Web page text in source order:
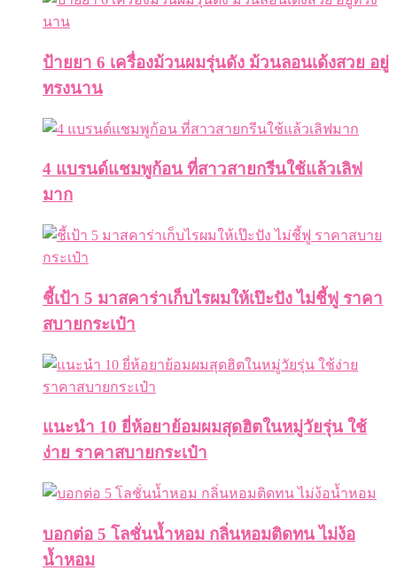
ป้ายยา 6 เครื่องม้วนผมรุ่นดัง ม้วนลอนเด้งสวย อยู่
ทรงนาน
4 แบรนด์แชมพูก้อน ที่สาวสายกรีนใช้แล้วเลิฟ
มาก
ชี้เป้า 5 มาสคาร่าเก็บไรผมให้เป๊ะปัง ไม่ชี้ฟู ราคา
สบายกระเป๋า
แนะนำ 10 ยี่ห้อยาย้อมผมสุดฮิตในหมู่วัยรุ่น ใช้
ง่าย ราคาสบายกระเป๋า
บอกต่อ 5 โลชั่นน้ำหอม กลิ่นหอมติดทน ไม่ง้อ
น้ำหอม